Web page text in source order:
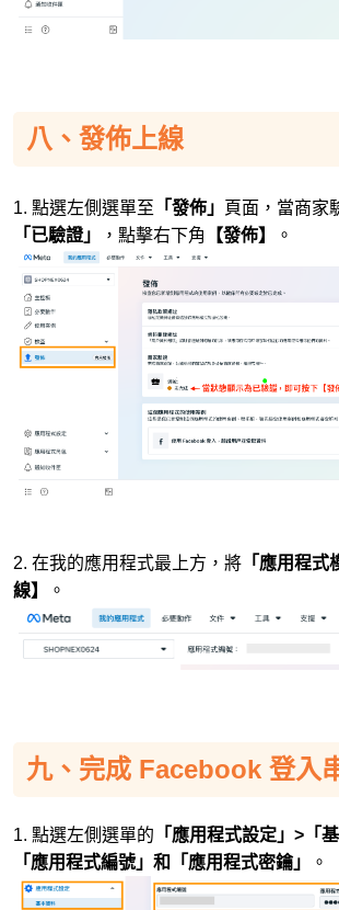
八、發佈上線
1. 點選左側選單至 「發佈」
頁面，當商家
「已驗證」
，點擊右下角 【發佈】 。
2. 在我的應用程式最上方， 將 「應用程式
線】
。
九、完成 Facebook 登入
1. 點選左側選單的 「應用程式設定」>「
「應用程式編號」和「應用程式密鑰」
。